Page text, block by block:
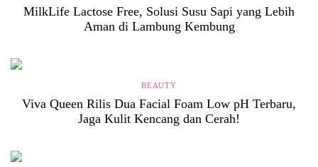
MilkLife Lactose Free, Solusi Susu Sapi yang Lebih
Aman di Lambung Kembung
BEAUTY
Viva Queen Rilis Dua Facial Foam Low pH Terbaru,
Jaga Kulit Kencang dan Cerah!